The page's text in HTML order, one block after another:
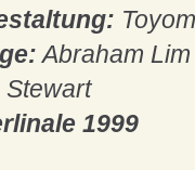
Abraham Lim
Stewart
1999